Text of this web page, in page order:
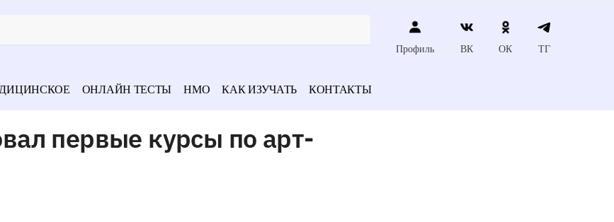
Профиль ВК ОК ТГ
ОНЛАЙН ТЕСТЫ НМО КАК ИЗУЧАТЬ КОНТАКТЫ
первые курсы по арт-